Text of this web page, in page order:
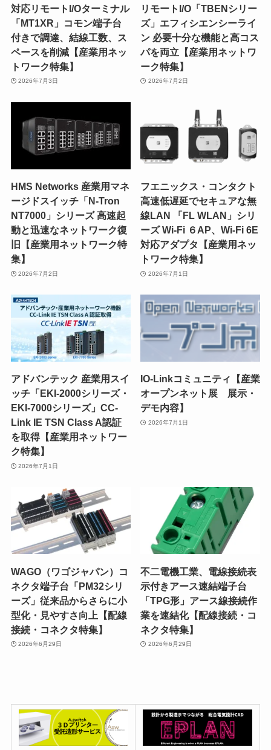
対応リモートI/Oターミナル
「MT1XR」コモン端子台
付きで調達、結線工数、ス
ペースを削減【産業用ネッ
トワーク特集】
2026年7月3日
リモートI/O「TBENシリー
ズ」エフィシエンシーライ
ン 必要十分な機能と高コス
パを両立【産業用ネットワ
ーク特集】
2026年7月2日
HMS Networks 産業用マネ
ージドスイッチ「N-Tron
NT7000」シリーズ 高速起
動と迅速なネットワーク復
旧【産業用ネットワーク特
集】
2026年7月2日
フエニックス・コンタクト
高速低遅延でセキュアな無
線LAN 「FL WLAN」シリ
ーズ Wi-Fi ６AP、Wi-Fi 6E
対応アダプタ【産業用ネッ
トワーク特集】
2026年7月1日
アドバンテック 産業用スイ
ッチ「EKI-2000シリーズ・
EKI-7000シリーズ」CC-
Link IE TSN Class A認証
を取得【産業用ネットワー
ク特集】
2026年7月1日
IO-Linkコミュニティ【産業
オープンネット展 展示・
デモ内容】
2026年7月1日
WAGO（ワゴジャパン）コ
ネクタ端子台「PM32シリ
ーズ」従来品からさらに小
型化・見やすさ向上【配線
接続・コネクタ特集】
2026年6月29日
不二電機工業、電線接続表
示付きアース速結端子台
「TPG形」アース線接続作
業を速結化【配線接続・コ
ネクタ特集】
2026年6月29日